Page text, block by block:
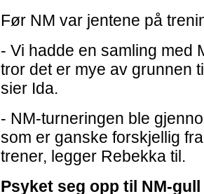
Før NM var jentene på
- Vi hadde en samling med
tror det er mye av grunnen
sier Ida.
- NM-turneringen ble
som er ganske forskjellig
trener, legger Rebekka til.
Psyket seg opp til NM-gull